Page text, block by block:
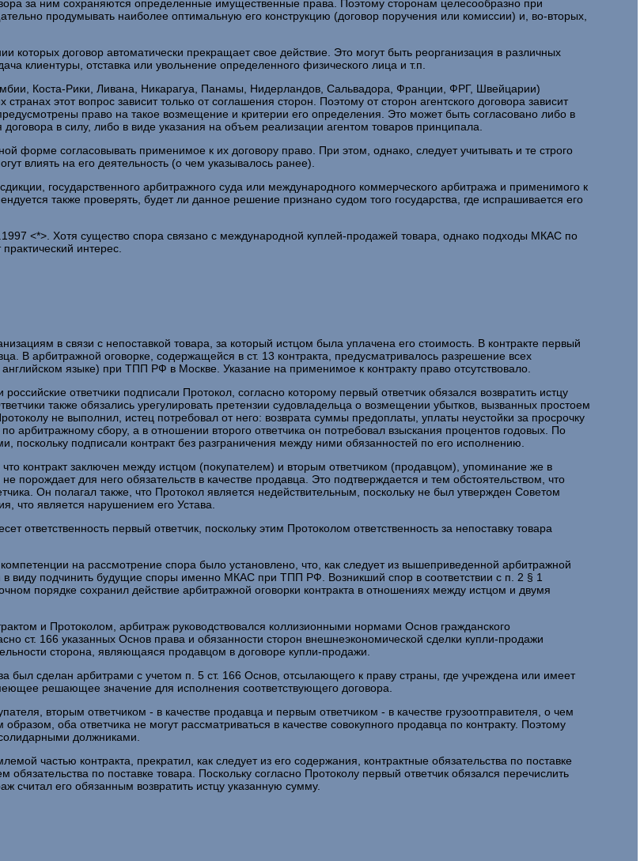
за ним сохраняются определенные имущественные права. Поэтому сторонам целесообразно при
продумывать наиболее оптимальную его конструкцию (договор поручения или комиссии) и, во-вторых,
которых договор автоматически прекращает свое действие. Это могут быть реорганизация в различных
клиентуры, отставка или увольнение определенного физического лица и т.п.
Коста-Рики, Ливана, Никарагуа, Панамы, Нидерландов, Сальвадора, Франции, ФРГ, Швейцарии)
этот вопрос зависит только от соглашения сторон. Поэтому от сторон агентского договора зависит
право на такое возмещение и критерии его определения. Это может быть согласовано либо в
в силу, либо в виде указания на объем реализации агентом товаров принципала.
форме согласовывать применимое к их договору право. При этом, однако, следует учитывать и те строго
влиять на его деятельность (о чем указывалось ранее).
государственного арбитражного суда или международного коммерческого арбитража и применимого к
также проверять, будет ли данное решение признано судом того государства, где испрашивается его
<*>. Хотя существо спора связано с международной куплей-продажей товара, однако подходы МКАС по
интерес.
в связи с непоставкой товара, за который истцом была уплачена его стоимость. В контракте первый
В арбитражной оговорке, содержащейся в ст. 13 контракта, предусматривалось разрешение всех
языке) при ТПП РФ в Москве. Указание на применимое к контракту право отсутствовало.
ответчики подписали Протокол, согласно которому первый ответчик обязался возвратить истцу
также обязались урегулировать претензии судовладельца о возмещении убытков, вызванных простоем
не выполнил, истец потребовал от него: возврата суммы предоплаты, уплаты неустойки за просрочку
арбитражному сбору, а в отношении второго ответчика он потребовал взыскания процентов годовых. По
подписали контракт без разграничения между ними обязанностей по его исполнению.
контракт заключен между истцом (покупателем) и вторым ответчиком (продавцом), упоминание же в
порождает для него обязательств в качестве продавца. Это подтверждается и тем обстоятельством, что
Он полагал также, что Протокол является недействительным, поскольку не был утвержден Советом
что является нарушением его Устава.
ответственность первый ответчик, поскольку этим Протоколом ответственность за непоставку товара
на рассмотрение спора было установлено, что, как следует из вышеприведенной арбитражной
в виду подчинить будущие споры именно МКАС при ТПП РФ. Возникший спор в соответствии с п. 2 § 1
порядке сохранил действие арбитражной оговорки контракта в отношениях между истцом и двумя
и Протоколом, арбитраж руководствовался коллизионными нормами Основ гражданского
ст. 166 указанных Основ права и обязанности сторон внешнеэкономической сделки купли-продажи
сторона, являющаяся продавцом в договоре купли-продажи.
был сделан арбитрами с учетом п. 5 ст. 166 Основ, отсылающего к праву страны, где учреждена или имеет
решающее значение для исполнения соответствующего договора.
вторым ответчиком - в качестве продавца и первым ответчиком - в качестве грузоотправителя, о чем
оба ответчика не могут рассматриваться в качестве совокупного продавца по контракту. Поэтому
должниками.
частью контракта, прекратил, как следует из его содержания, контрактные обязательства по поставке
по поставке товара. Поскольку согласно Протоколу первый ответчик обязался перечислить
считал его обязанным возвратить истцу указанную сумму.